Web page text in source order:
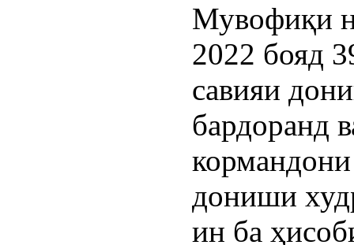
Мувофиқи
2022 бояд
савияи
бардоранд
дониши
ин ба